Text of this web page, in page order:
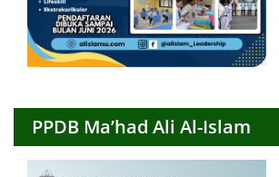
PPDB Ma’had Ali Al-Islam